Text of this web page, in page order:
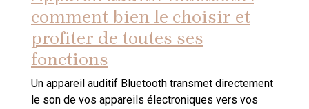
comment bien le choisir et
profiter de toutes ses
fonctions
Un appareil auditif Bluetooth transmet directement
le son de vos appareils électroniques vers vos